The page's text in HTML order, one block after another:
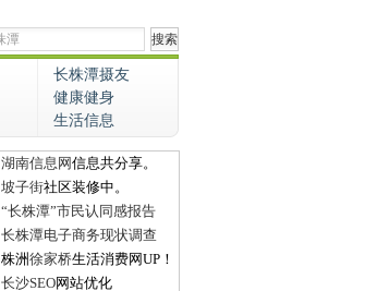
长株潭摄友
健康健身
生活信息
湖南信息网信息共分享。
坡子街社区装修中。
“长株潭”市民认同感报告
长株潭电子商务现状调查
株洲徐家桥生活消费网UP！
长沙SEO网站优化